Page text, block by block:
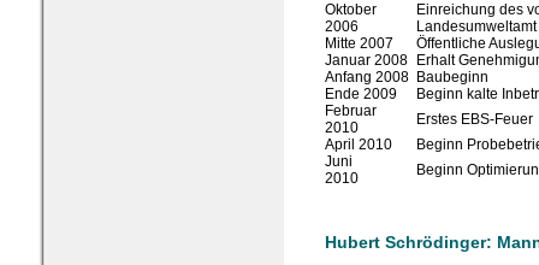
Oktober
2006
Einreichung des
Mitte 2007
Öffentliche
Januar 2008
Erhalt
Anfang 2008 Baubeginn
Ende 2009
Beginn kalte
Februar
2010
Erstes EBS-Feuer
April 2010
Beginn
Juni
2010
Beginn
Hubert Schrödinger: